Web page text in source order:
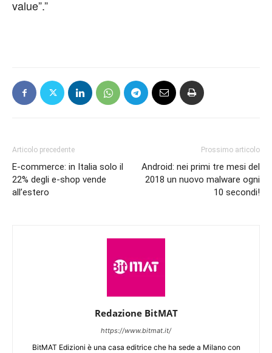
value”.”
Articolo precedente
E-commerce: in Italia solo il
22% degli e-shop vende
all’estero
Prossimo articolo
Android: nei primi tre mesi del
2018 un nuovo malware ogni
10 secondi!
Redazione BitMAT
https://www.bitmat.it/
BitMAT Edizioni è una casa editrice che ha sede a Milano con